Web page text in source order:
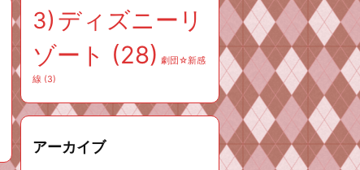
3) ディズニーリ
ゾート (28) 劇団☆新感
線 (3)
アーカイブ